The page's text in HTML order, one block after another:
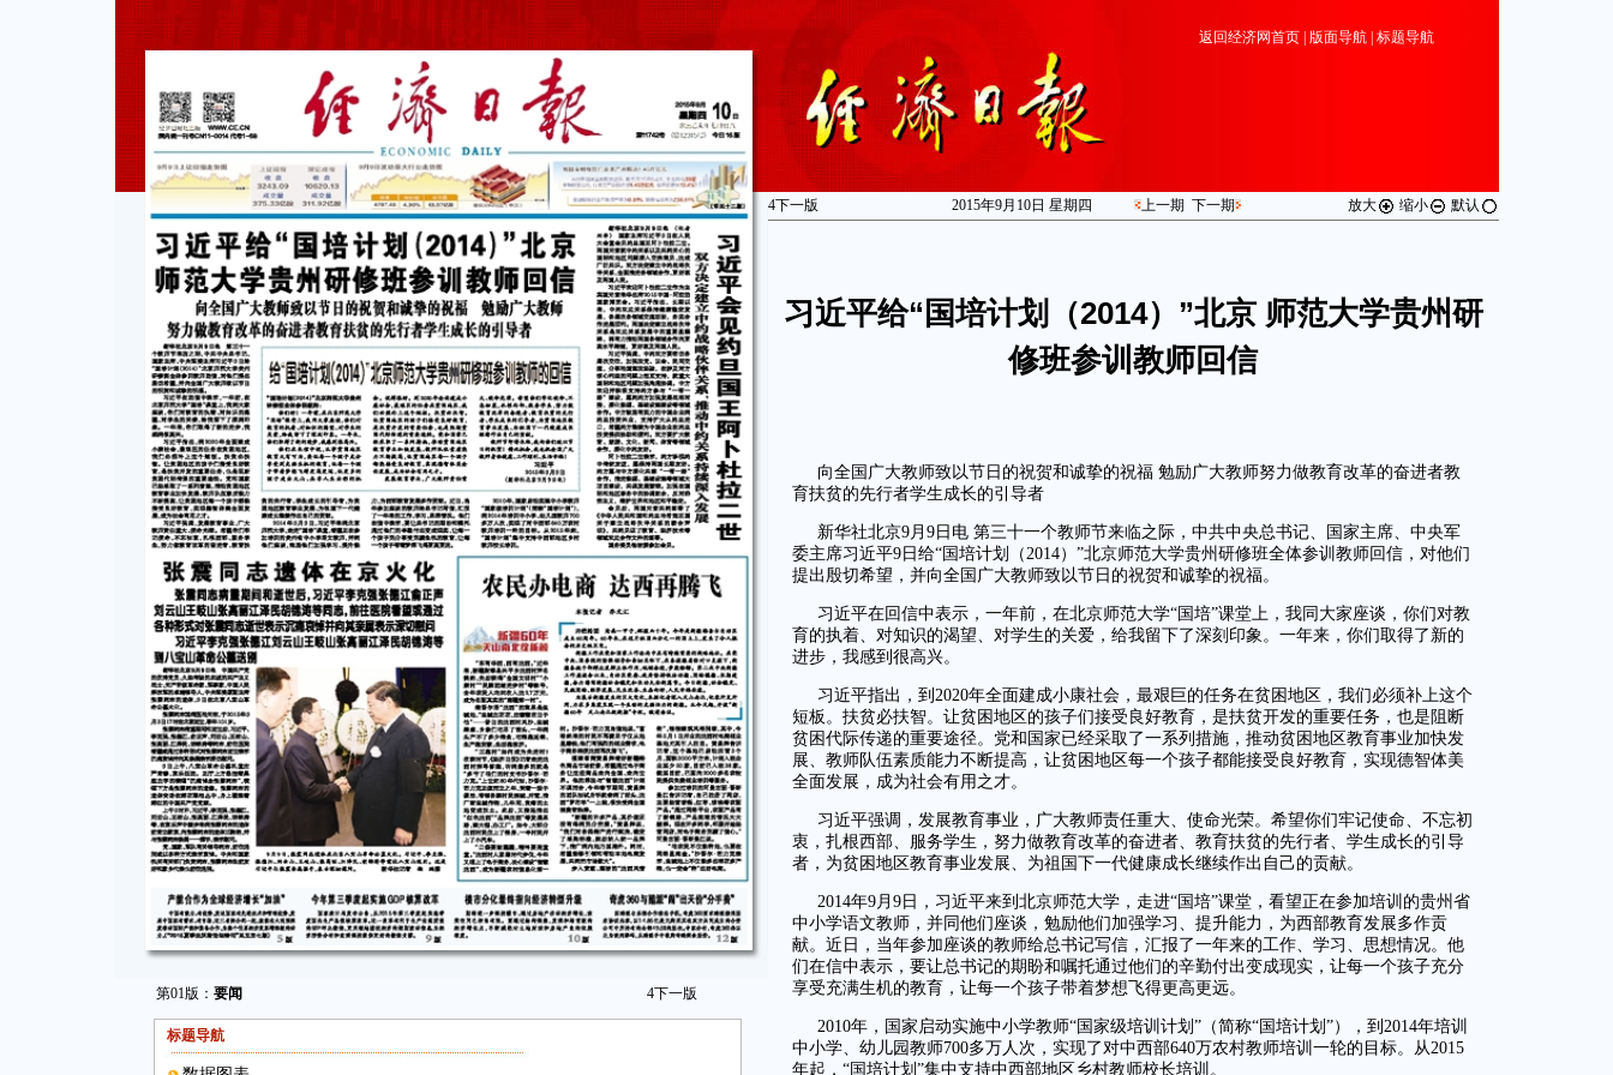
第01版： 要闻 4下一版
标题导航
返回经济网首页| 版面导航| 标题导航
4下一版 2015年9月10日 星期 四 上一期 下一期 放大 缩小 默认
习近平给“国培计划（2014）”北京 师范大学贵州研
修班参训教师回信
向全国广大教师致以节日的祝贺和诚挚的祝福 勉励广大教师努力做教育改革的奋进者教
育扶贫的先行者学生成长的引导者
新华社北京9月9日电 第三十一个教师节来临之际，中共中央总书记、国家主席、中央军
委主席习近平9日给“国培计划（2014）”北京师范大学贵州研修班全体参训教师回信，对他们
提出殷切希望，并向全国广大教师致以节日的祝贺和诚挚的祝福。
习近平在回信中表示，一年前，在北京师范大学“国培”课堂上，我同大家座谈，你们对教
育的执着、对知识的渴望、对学生的关爱，给我留下了深刻印象。一年来，你们取得了新的
进步，我感到很高兴。
习近平指出，到2020年全面建成小康社会，最艰巨的任务在贫困地区，我们必须补上这个
短板。扶贫必扶智。让贫困地区的孩子们接受良好教育，是扶贫开发的重要任务，也是阻断
贫困代际传递的重要途径。党和国家已经采取了一系列措施，推动贫困地区教育事业加快发
展、教师队伍素质能力不断提高，让贫困地区每一个孩子都能接受良好教育，实现德智体美
全面发展，成为社会有用之才。
习近平强调，发展教育事业，广大教师责任重大、使命光荣。希望你们牢记使命、不忘初
衷，扎根西部、服务学生，努力做教育改革的奋进者、教育扶贫的先行者、学生成长的引导
者，为贫困地区教育事业发展、为祖国下一代健康成长继续作出自己的贡献。
2014年9月9日，习近平来到北京师范大学，走进“国培”课堂，看望正在参加培训的贵州省
中小学语文教师，并同他们座谈，勉励他们加强学习、提升能力，为西部教育发展多作贡
献。近日，当年参加座谈的教师给总书记写信，汇报了一年来的工作、学习、思想情况。他
们在信中表示，要让总书记的期盼和嘱托通过他们的辛勤付出变成现实，让每一个孩子充分
享受充满生机的教育，让每一个孩子带着梦想飞得更高更远。
2010年，国家启动实施中小学教师“国家级培训计划”（简称“国培计划”），到2014年培训
中小学、幼儿园教师700多万人次，实现了对中西部640万农村教师培训一轮的目标。从2015
年起，“国培计划”集中支持中西部地区乡村教师校长培训。